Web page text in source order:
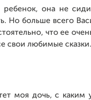
ребенок, она не
Но больше всего
что ее
свои любимые сказки.
моя дочь, с каким